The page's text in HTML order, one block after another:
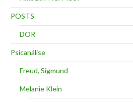
POSTS
DOR
Psicanálise
Freud, Sigmund
Melanie Klein